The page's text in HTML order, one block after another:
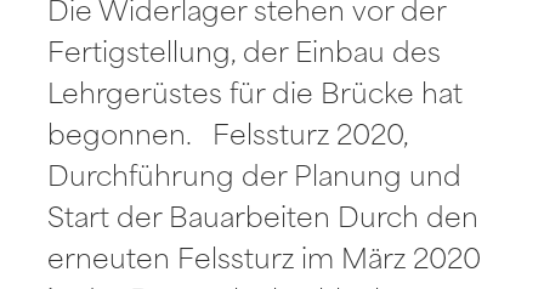
Die Widerlager stehen vor der
Fertigstellung, der Einbau des
Lehrgerüstes für die Brücke hat
begonnen. Felssturz 2020,
Durchführung der Planung und
Start der Bauarbeiten Durch den
erneuten Felssturz im März 2020